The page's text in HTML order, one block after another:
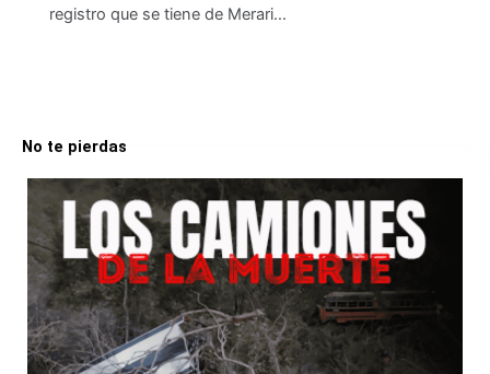
registro que se tiene de Merari…
No te pierdas